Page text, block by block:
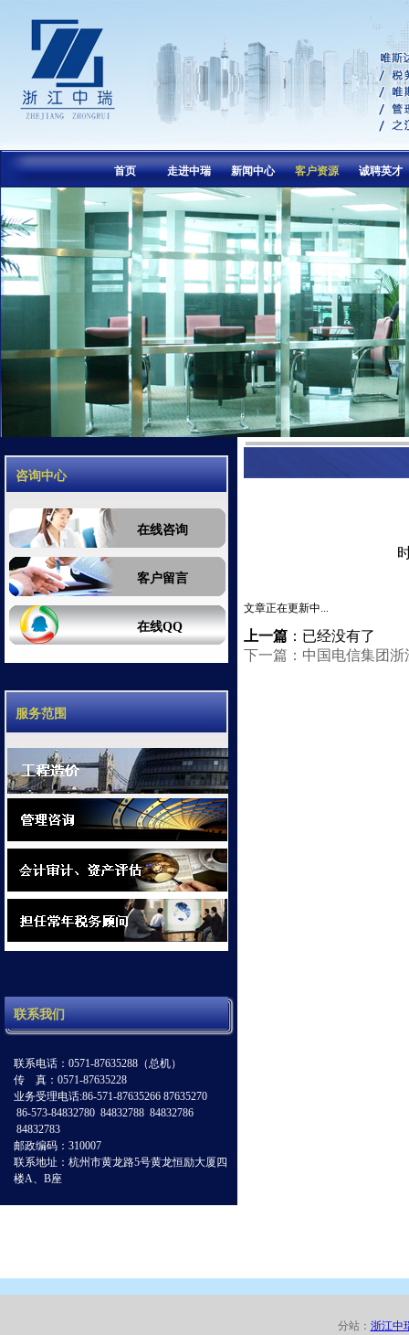
首页 走进中瑞 新闻中心 客户资源 诚聘英才
咨询中心
在线咨询
客户留言
在线QQ
服务范围
联系我们
联系电话：0571-87635288（总机）
传 真：0571-87635228
业务受理电话:86-571-87635266 87635270
86-573-84832780 84832788 84832786
84832783
邮政编码：310007
联系地址：杭州市黄龙路5号黄龙恒励大厦四
楼A、B座
文章正在更新中...
上一篇 ：已经没有了
下一篇：中国电信集团浙
分站： 浙江中